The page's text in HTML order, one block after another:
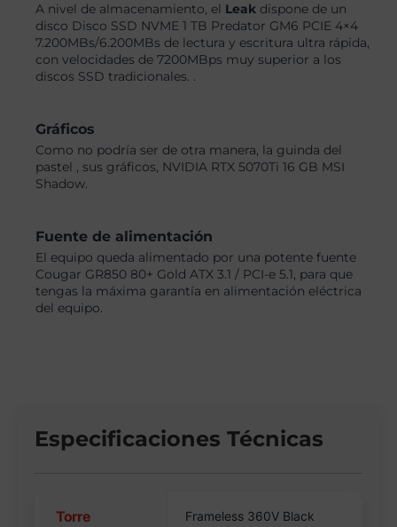
A nivel de almacenamiento, el Leak dispone de un
disco Disco SSD NVME 1 TB Predator GM6 PCIE 4×4
7.200MBs/6.200MBs de lectura y escritura ultra rápida,
con velocidades de 7200MBps muy superior a los
discos SSD tradicionales. .
Gráficos
Como no podría ser de otra manera, la guinda del
pastel , sus gráficos, NVIDIA RTX 5070Ti 16 GB MSI
Shadow.
Fuente de alimentación
El equipo queda alimentado por una potente fuente
Cougar GR850 80+ Gold ATX 3.1 / PCI-e 5.1, para que
tengas la máxima garantía en alimentación eléctrica
del equipo.
Especificaciones Técnicas
Torre Frameless 360V Black